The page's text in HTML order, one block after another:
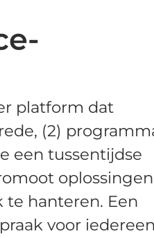
platform dat
(2)
een tussentijdse
oplossingen
hanteren. Een
voor iedereen